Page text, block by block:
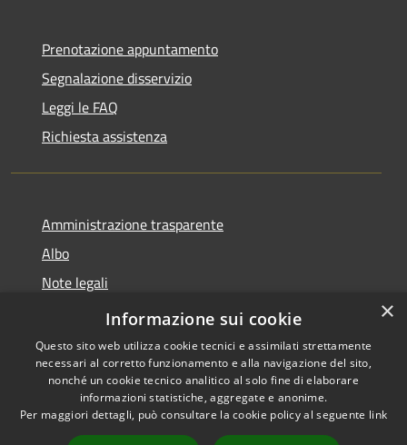
Prenotazione appuntamento
Segnalazione disservizio
Leggi le FAQ
Richiesta assistenza
Amministrazione trasparente
Albo
Note legali
Dichiarazione di accessibilità
Accessibilità
Copyright © 2026 • Città di
Brugherio • Powered by
×
Informazione sui cookie
Questo sito web utilizza cookie tecnici e assimilati strettamente
necessari al corretto funzionamento e alla navigazione del sito,
nonché un cookie tecnico analitico al solo fine di elaborare
informazioni statistiche, aggregate e anonime.
Per maggiori dettagli, può consultare la cookie policy al seguente link